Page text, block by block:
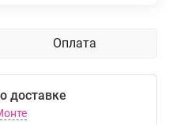
Оплата
доставке